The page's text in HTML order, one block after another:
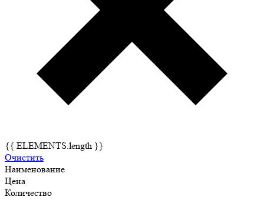
{{ ELEMENTS.length }}
Очистить
Наименование
Цена
Количество